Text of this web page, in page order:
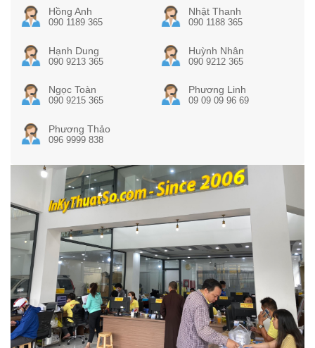
Hồng Anh
090 1189 365
Nhật Thanh
090 1188 365
Hạnh Dung
090 9213 365
Huỳnh Nhân
090 9212 365
Ngọc Toàn
090 9215 365
Phương Linh
09 09 09 96 69
Phương Thảo
096 9999 838